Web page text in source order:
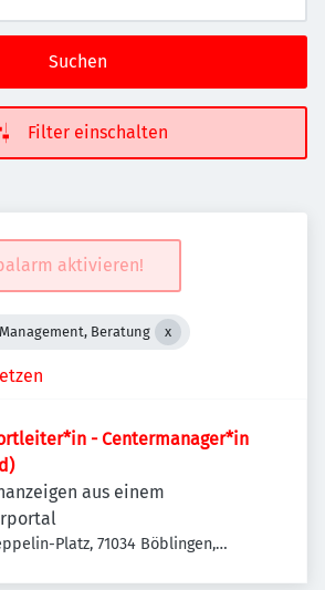
Suchen
Filter einschalten
aktivieren!
Beratung
- Centermanager*in
aus einem
Platz, 71034 Böblingen,